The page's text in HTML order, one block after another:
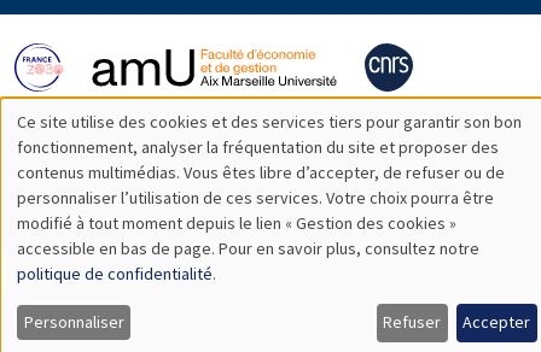
Utilisation
des
données
personnelles
et
Ce site utilise des cookies et des services tiers pour garantir son bon
fonctionnement, analyser la fréquentation du site et proposer des
contenus multimédias. Vous êtes libre d’accepter, de refuser ou de
personnaliser l’utilisation de ces services. Votre choix pourra être
modifié à tout moment depuis le lien « Gestion des cookies »
accessible en bas de page. Pour en savoir plus, consultez notre
politique de confidentialité.
Personnaliser Refuser Accepter